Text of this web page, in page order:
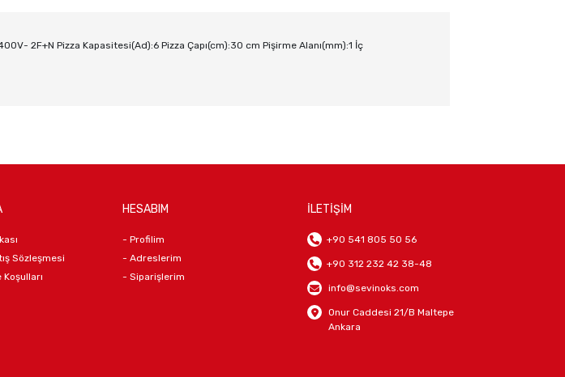
2F+N Pizza Kapasitesi(Ad):6 Pizza Çapı(cm):30 cm Pişirme Alanı(mm):1 İç
Sözleşmesi
HESABIM
- Profilim
- Adreslerim
- Siparişlerim
İLETİŞİM
+90 541 805 50 56
+90 312 232 42 38-48
info@sevinoks.com
Onur Caddesi 21/B Maltepe
Ankara